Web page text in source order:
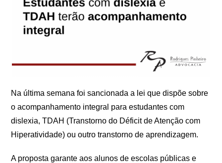
Na última semana foi sancionada a lei que dispõe sobre
o acompanhamento integral para estudantes com
dislexia, TDAH (Transtorno do Déficit de Atenção com
Hiperatividade) ou outro transtorno de aprendizagem.
A proposta garante aos alunos de escolas públicas e